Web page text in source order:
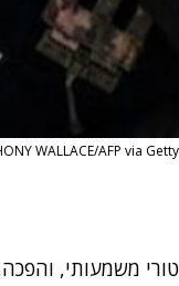
משמעותי,